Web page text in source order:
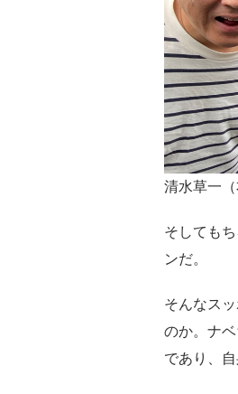
清水草一
そしても
ンだ。
そんなス
のか。ナ
であり、